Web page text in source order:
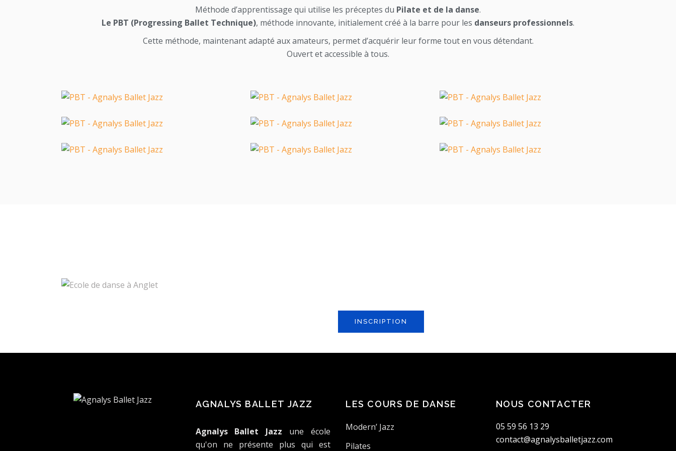
Méthode d’apprentissage qui utilise les préceptes du Pilate et de la danse.
Le PBT (Progressing Ballet Technique), méthode innovante, initialement créé à la barre pour les danseurs professionnels.
Cette méthode, maintenant adapté aux amateurs, permet d’acquérir leur forme tout en vous détendant.
Ouvert et accessible à tous.
INSCRIPTION
AGNALYS BALLET JAZZ
Agnalys Ballet Jazz une école
qu'on ne présente plus qui est
LES COURS DE DANSE
Modern’ Jazz
Pilates
NOUS CONTACTER
05 59 56 13 29
contact@agnalysballetjazz.com